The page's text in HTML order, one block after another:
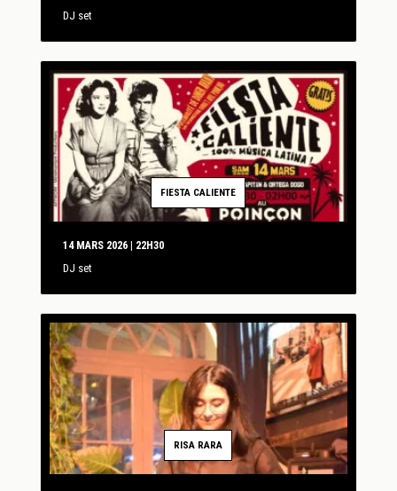
DJ set
FIESTA CALIENTE
14 MARS 2026 | 22H30
DJ set
RISA RARA